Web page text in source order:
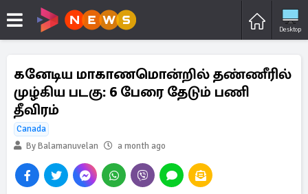
Desktop
கனேடிய மாகாணமொன்றில் தண்ணீரில்
முழ்கிய படகு: 6 பேரை தேடும் பணி
தீவிரம்
Canada
By Balamanuvelan
a month ago